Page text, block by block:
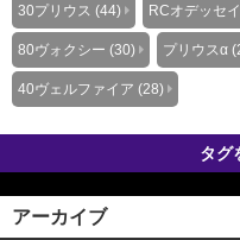
30プリウス (44) RCオデッセ
80ヴォクシー (30) プリウスα
40ヴェルファイア (28)
タグ
アーカイブ